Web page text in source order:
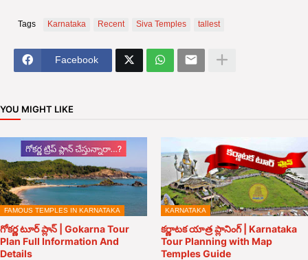
Tags Karnataka Recent Siva Temples tallest
Facebook
YOU MIGHT LIKE
FAMOUS TEMPLES IN KARNATAKA
గోకర్ణ టూర్ ప్లాన్ | Gokarna Tour
Plan Full Information And
Details
KARNATAKA
కర్ణాటక యాత్ర ప్లానింగ్ | Karnataka
Tour Planning with Map
Temples Guide